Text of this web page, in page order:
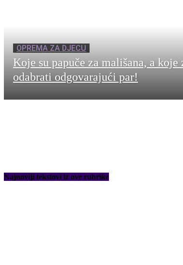
OPREMA ZA DJECU
Koje su papuče za mališana, a
odabrati odgovarajući par!
Najnoviji tekstovi iz ove rubrike